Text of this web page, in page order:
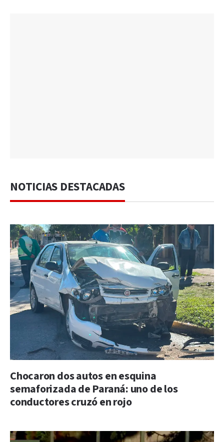
NOTICIAS DESTACADAS
Chocaron dos autos en esquina
semaforizada de Paraná: uno de los
conductores cruzó en rojo